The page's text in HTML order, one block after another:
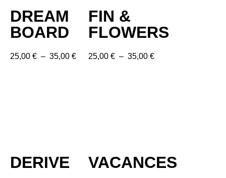
DREAM
BOARD
25,00 € – 35,00 €
FIN &
FLOWERS
25,00 € – 35,00 €
DERIVE VACANCES